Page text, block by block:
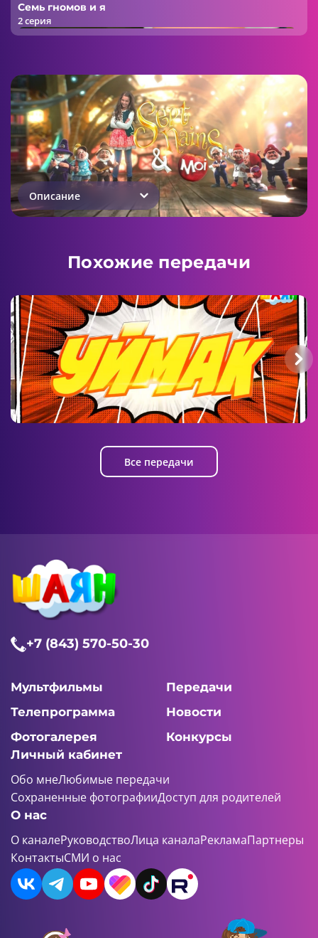
Семь гномов и я
2 серия
23:06 AM
Семь гномов и я
3 серия
Семь гномов и я
22:51 AM
Семь гномов и я
5 серия
Семь гномов и я
8 серия
Описание
Похожие передачи
Все передачи
+7 (843) 570-50-30
Мультфильмы
Передачи
Телепрограмма
Новости
Фотогалерея
Конкурсы
Личный кабинет
Обо мнеЛюбимые передачи
Сохраненные фотографииДоступ для родителей
О нас
О каналеРуководствоЛица каналаРекламаПартнеры
КонтактыСМИ о нас